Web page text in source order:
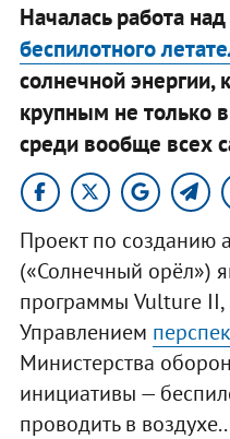
Началась работа
беспилотного
солнечной энергии,
крупным не только
среди вообще всех
Проект по созданию
(«Солнечный орёл»)
программы Vulture II,
Управлением
Министерства
инициативы —
проводить в